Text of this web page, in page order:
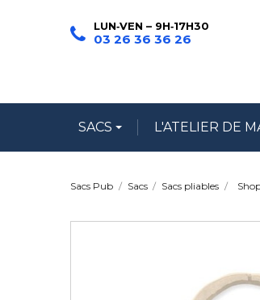
LUN‑VEN – 9H‑17H30
03 26 36 36 26
SACS L'ATELIER DE
Sacs Pub Sacs Sacs pliables